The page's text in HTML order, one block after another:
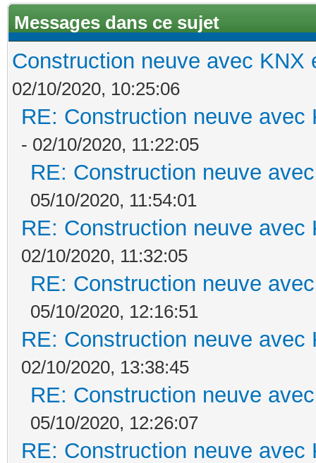
Messages dans ce sujet
Construction neuve avec KNX
02/10/2020, 10:25:06
RE: Construction neuve avec
- 02/10/2020, 11:22:05
RE: Construction neuve
05/10/2020, 11:54:01
RE: Construction neuve avec
02/10/2020, 11:32:05
RE: Construction neuve
05/10/2020, 12:16:51
RE: Construction neuve avec
02/10/2020, 13:38:45
RE: Construction neuve
05/10/2020, 12:26:07
RE: Construction neuve avec